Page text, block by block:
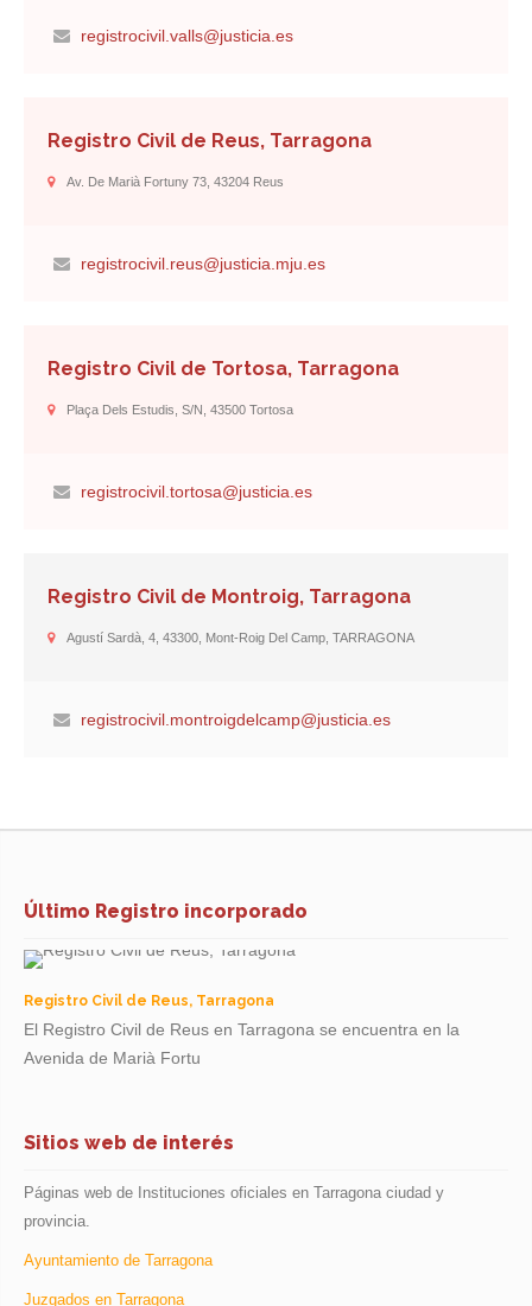
registrocivil.valls@justicia.es
Registro Civil de Reus, Tarragona
Av. De Marià Fortuny 73, 43204 Reus
registrocivil.reus@justicia.mju.es
Registro Civil de Tortosa, Tarragona
Plaça Dels Estudis, S/n, 43500 Tortosa
registrocivil.tortosa@justicia.es
Registro Civil de Montroig, Tarragona
Agustí Sardà, 4, 43300, Mont-Roig Del Camp, TARRAGONA
registrocivil.montroigdelcamp@justicia.es
Último Registro incorporado
Registro Civil de Reus, Tarragona
El Registro Civil de Reus en Tarragona se encuentra en la
Avenida de Marià Fortu
Sitios web de interés
Páginas web de Instituciones oficiales en Tarragona ciudad y
provincia.
Ayuntamiento de Tarragona
Juzgados en Tarragona